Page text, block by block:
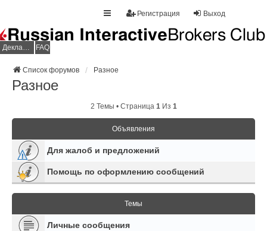
Выход
Регистрация
Декларация НДФЛ FAQ
Список форумов Разное
Разное
2 Темы • Страница 1Из 1
Объявления
Для жалоб и предложений
Помощь по оформлению сообщений
Темы
Личные сообщения